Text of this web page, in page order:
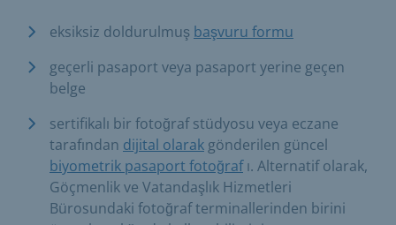
eksiksiz doldurulmuş başvuru formu
geçerli pasaport veya pasaport yerine geçen
belge
sertifikalı bir fotoğraf stüdyosu veya eczane
tarafından dijital olarak gönderilen güncel
biyometrik pasaport fotoğrafı. Alternatif olarak,
Göçmenlik ve Vatandaşlık Hizmetleri
Bürosundaki fotoğraf terminallerinden birini